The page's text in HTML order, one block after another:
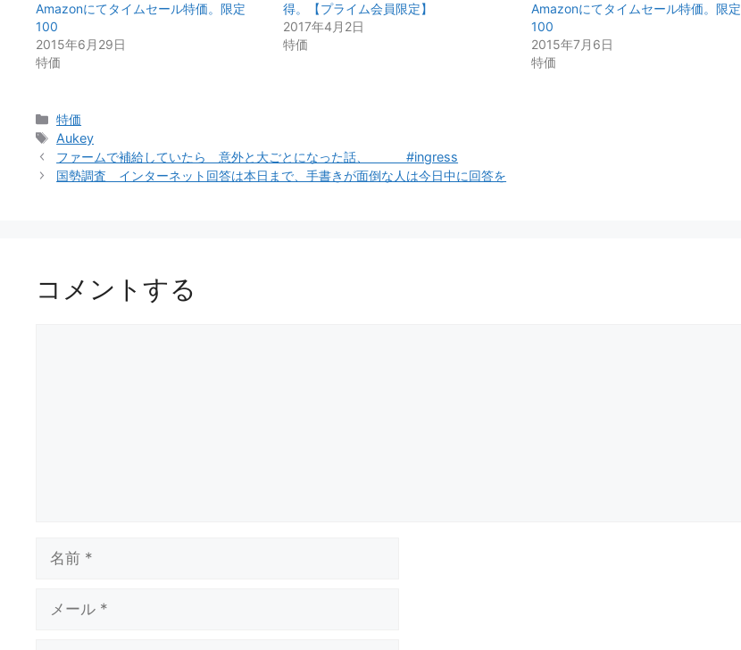
Amazonにてタイムセール特価。限定
100
2015年6月29日
特価
得。【プライム会員限定】
2017年4月2日
特価
Amazonにてタイムセール特価。限定
100
2015年7月6日
特価
カ
テ
ゴ
リ
特価
タ
グ
Aukey
ファームで補給していたら 意外と大ごとになった話、 #ingress
国勢調査 インターネット回答は本日まで、手書きが面倒な人は今日中に回答を
コメントする